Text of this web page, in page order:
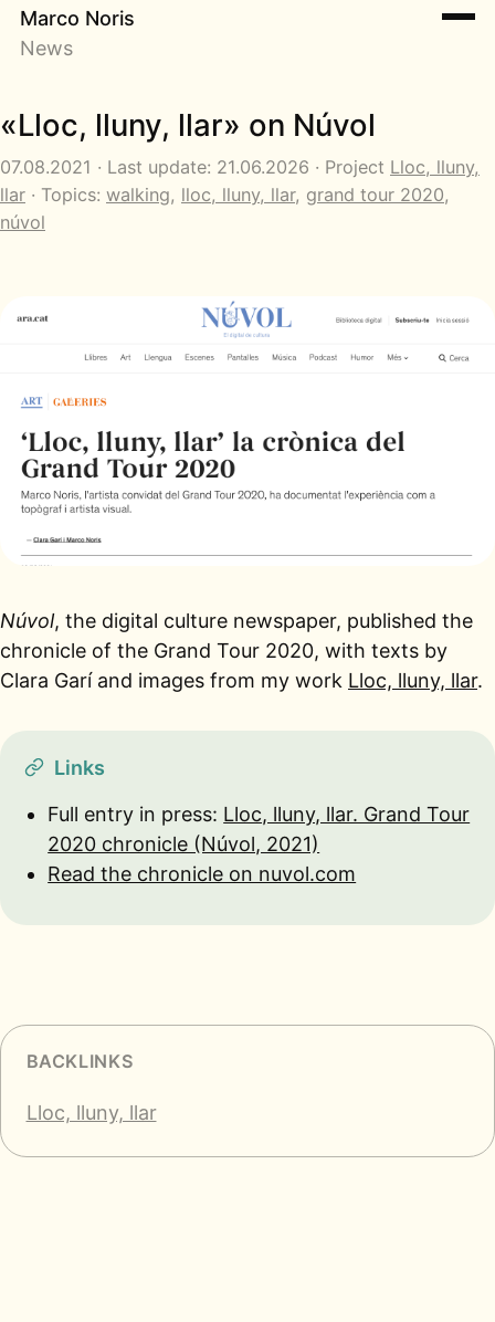
Marco Noris
News
«Lloc, lluny, llar» on Núvol
07.08.2021 · Last update: 21.06.2026 · Project Lloc, lluny,
llar · Topics: walking, lloc, lluny, llar, grand tour 2020,
núvol
Núvol, the digital culture newspaper, published the
chronicle of the Grand Tour 2020, with texts by
Clara Garí and images from my work Lloc, lluny, llar.
Links
Full entry in press: Lloc, lluny, llar. Grand Tour
2020 chronicle (Núvol, 2021)
Read the chronicle on nuvol.com
BACKLINKS
Lloc, lluny, llar